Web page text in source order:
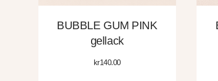
BUBBLE GUM PINK
gellack
kr140.00